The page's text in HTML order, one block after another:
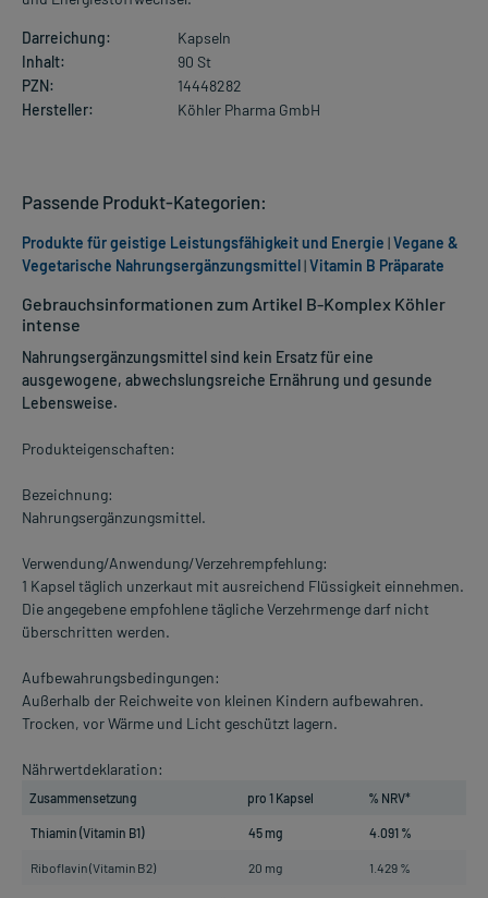
Darreichung:
Kapseln
Inhalt:
90 St
PZN:
14448282
Hersteller:
Köhler Pharma GmbH
Gebrauchsinformationen zum Artikel B-Komplex Köhler
intense
Nahrungsergänzungsmittel sind kein Ersatz für eine
ausgewogene, abwechslungsreiche Ernährung und gesunde
Lebensweise.
Produkteigenschaften:
Bezeichnung:
Nahrungsergänzungsmittel.
Verwendung/Anwendung/Verzehrempfehlung:
1 Kapsel täglich unzerkaut mit ausreichend Flüssigkeit einnehmen.
Die angegebene empfohlene tägliche Verzehrmenge darf nicht
überschritten werden.
Aufbewahrungsbedingungen:
Außerhalb der Reichweite von kleinen Kindern aufbewahren.
Trocken, vor Wärme und Licht geschützt lagern.
Nährwertdeklaration:
Zusammensetzung pro 1 Kapsel % NRV*
Thiamin (Vitamin B1) 45 mg 4.091 %
Riboflavin (Vitamin B2) 20 mg 1.429 %
Passende Produkt-Kategorien:
Produkte für geistige Leistungsfähigkeit und Energie |Vegane &
Vegetarische Nahrungsergänzungsmittel|Vitamin B Präparate